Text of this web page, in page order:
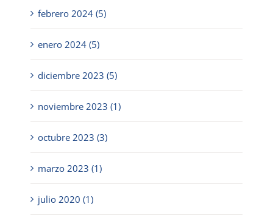
febrero 2024 (5)
enero 2024 (5)
diciembre 2023 (5)
noviembre 2023 (1)
octubre 2023 (3)
marzo 2023 (1)
julio 2020 (1)